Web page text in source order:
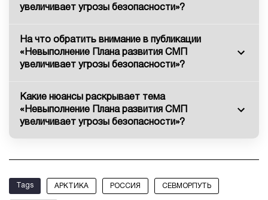
увеличивает угрозы безопасности»?
На что обратить внимание в публикации
«Невыполнение Плана развития СМП
увеличивает угрозы безопасности»?
Какие нюансы раскрывает тема
«Невыполнение Плана развития СМП
увеличивает угрозы безопасности»?
Tags АРКТИКА РОССИЯ СЕВМОРПУТЬ